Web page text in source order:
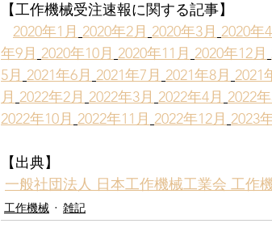
【工作機械受注速報に関する記事】
2020年1月 2020年2月 2020年3月 2020年
年9月 2020年10月 2020年11月 2020年12月
5月 2021年6月 2021年7月 2021年8月 2021
月 2022年2月 2022年3月 2022年4月 2022
2022年10月 2022年11月 2022年12月 2023
【出典】
一般社団法人 日本工作機械工業会 工作
工作機械 雑記